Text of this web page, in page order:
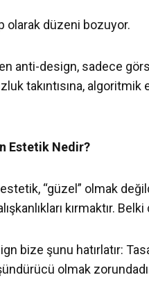
olarak düzeni bozuyor.
anti-design, sadece
takıntısına, algoritmik
Estetik Nedir?
“güzel” olmak
kırmaktır.
bize şunu hatırlatır:
olmak